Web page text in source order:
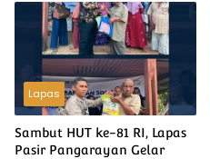
Terbaik di Kakanwil Cup Mini
Soccer
Lapas
Sambut HUT ke-81 RI, Lapas
Pasir Pangarayan Gelar